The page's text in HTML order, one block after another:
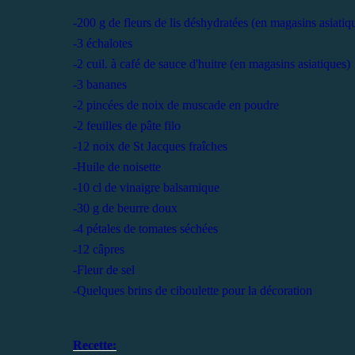
-200 g de fleurs de lis déshydratées (en magasins
-3 échalotes
-2 cuil. à café de sauce d'huitre (en magasins asiatiques)
-3 bananes
-2 pincées de noix de muscade en poudre
-2 feuilles de pâte filo
-12 noix de St Jacques fraîches
-Huile de noisette
-10 cl de vinaigre balsamique
-30 g de beurre doux
-4 pétales de tomates séchées
-12 câpres
-Fleur de sel
-Quelques brins de ciboulette pour la décoration
Recette: